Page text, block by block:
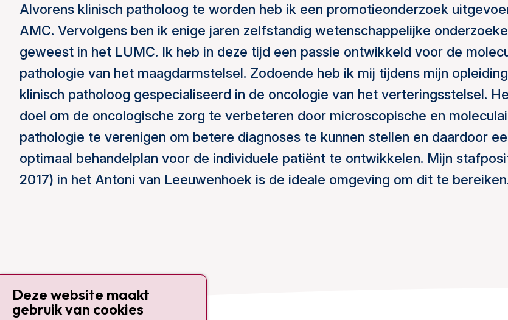
Alvorens klinisch patholoog te worden heb ik een promotieonderzoek
AMC. Vervolgens ben ik enige jaren zelfstandig wetenschappelijke
geweest in het LUMC. Ik heb in deze tijd een passie ontwikkeld voor de
pathologie van het maagdarmstelsel. Zodoende heb ik mij tijdens mijn
klinisch patholoog gespecialiseerd in de oncologie van het verteringsstelsel.
doel om de oncologische zorg te verbeteren door microscopische en
pathologie te verenigen om betere diagnoses te kunnen stellen en daardoor
optimaal behandelplan voor de individuele patiënt te ontwikkelen. Mijn
2017) in het Antoni van Leeuwenhoek is de ideale omgeving om dit te
Deze website maakt
gebruik van cookies